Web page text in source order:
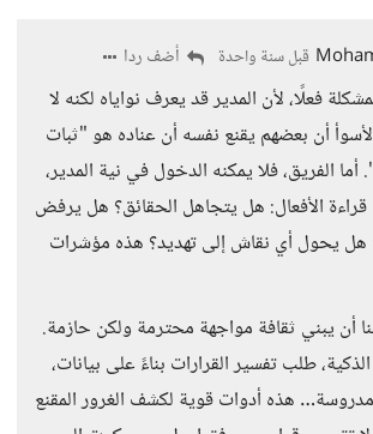
قبل سنة واحدة أضف ردا
فعلًا، لأن المدير قد يعرف نواياه لكنه لا
أن بعضهم يقنع نفسه أن عناده هو "ثبات
الفريق، فلا يمكنه الدخول في نية المدير،
الأفعال: هل يتجاهل الحقائق؟ هل يرفض
يحول أي نقاش إلى تهديد؟ هذه مؤشرات
أن يبني ثقافة مواجهة محترمة ولكن حازمة.
طلب تفسير القرارات بناءً على بيانات،
هذه أدوات قوية لكشف الغرور المقنع